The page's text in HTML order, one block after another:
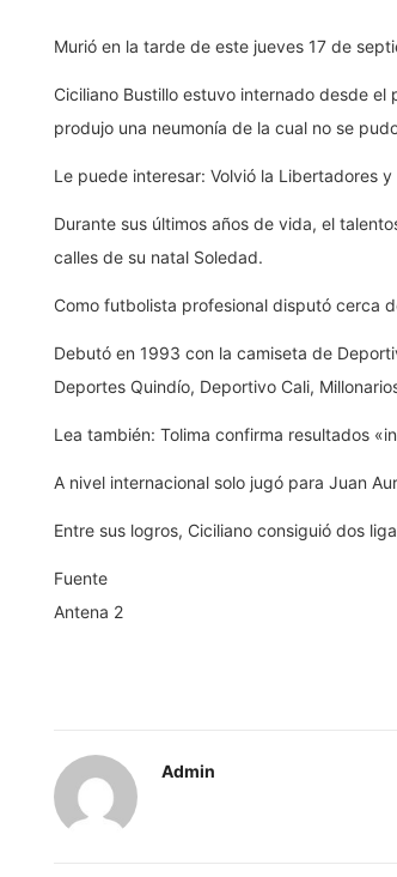
Murió en la tarde de este jueves 17 de
Ciciliano Bustillo estuvo internado desde
produjo una neumonía de la cual no se
Le puede interesar: Volvió la Libertadores
Durante sus últimos años de vida, el
calles de su natal Soledad.
Como futbolista profesional disputó cerca
Debutó en 1993 con la camiseta de
Deportes Quindío, Deportivo Cali,
Lea también: Tolima confirma resultados
A nivel internacional solo jugó para Juan
Entre sus logros, Ciciliano consiguió dos
Fuente
Antena 2
Admin